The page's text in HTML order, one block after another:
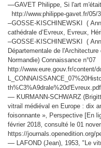
—GAVET Philippe, Si l'art
http://www.philippe-gavet.fr/05/
–GOSSE-KISCHINEWSKI (
cathédrale d’Evreux, Evreux,
–GOSSE-KISCHINEWSKI (
Départementale de
Normandie) Connaissance n°07
http://www.eure.gouv.fr/content/
th%C3%A9drale%20d'Evreux.pdf
— KURMANN-SCHWARZ
vitrail médiéval en Europe : dix
foisonnante », Perspective [En
février 2018, consulté le 01
https://journals.openedition.org/
— LAFOND (Jean), 1953, "Le